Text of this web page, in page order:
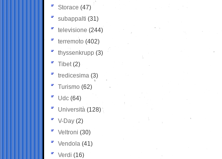
Storace (47)
subappalti (31)
televisione(244)
terremoto (402)
thyssenkrupp (3)
Tibet(2)
tredicesima (3)
Turismo (62)
Udc (64)
Università (128)
V-Day (2)
Veltroni (30)
Vendola (41)
Verdi (16)